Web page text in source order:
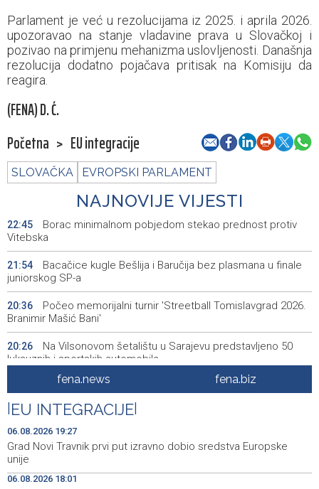
Parlament je već u rezolucijama iz 2025. i aprila 2026.
upozoravao na stanje vladavine prava u Slovačkoj i
pozivao na primjenu mehanizma uslovljenosti. Današnja
rezolucija dodatno pojačava pritisak na Komisiju da
reagira.
(FENA) D. Ć.
Početna > EU integracije
SLOVAČKA EVROPSKI PARLAMENT
NAJNOVIJE VIJESTI
22:45
Borac minimalnom pobjedom stekao prednost protiv
Vitebska
21:54
Bacačice kugle Bešlija i Baručija bez plasmana u finale
juniorskog SP-a
20:36
Počeo memorijalni turnir 'Streetball Tomislavgrad 2026.
Branimir Mašić Bani'
20:26
Na Vilsonovom šetalištu u Sarajevu predstavljeno 50
luksuznih i sportskih automobila
Announcement of events for Friday, 7 August 2026
19:55
Drugi Festival bakri okupio mještane i posjetitelje kod
Livna
19:45
Novi Travnik receives first direct EU funding for UNESCO
heritage project
fena.news fena.biz
EU INTEGRACIJE
06.08.2026 19:27
Grad Novi Travnik prvi put izravno dobio sredstva Europske
unije
06.08.2026 18:01